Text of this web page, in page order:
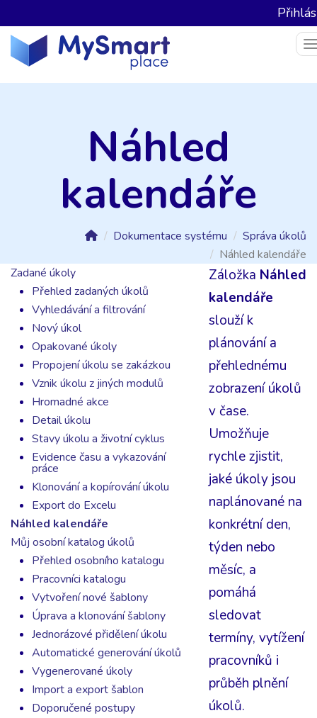
Náhled
kalendáře
Dokumentace systému
Správa úkolů
Náhled kalendáře
Zadané úkoly
Přehled zadaných úkolů
Vyhledávání a filtrování
Nový úkol
Opakované úkoly
Propojení úkolu se zakázkou
Vznik úkolu z jiných modulů
Hromadné akce
Detail úkolu
Stavy úkolu a životní cyklus
Evidence času a vykazování
práce
Klonování a kopírování úkolu
Export do Excelu
Náhled kalendáře
Můj osobní katalog úkolů
Přehled osobního katalogu
Pracovníci katalogu
Vytvoření nové šablony
Úprava a klonování šablony
Jednorázové přidělení úkolu
Automatické generování úkolů
Vygenerované úkoly
Import a export šablon
Doporučené postupy
Záložka Náhled
kalendáře
slouží k
plánování a
přehlednému
zobrazení úkolů
v čase.
Umožňuje
rychle zjistit,
jaké úkoly jsou
naplánované na
konkrétní den,
týden nebo
měsíc, a
pomáhá
sledovat
termíny, vytížení
pracovníků i
průběh plnění
úkolů.